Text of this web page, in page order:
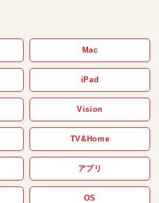
Mac
iPad
Vision
TV&Home
アプリ
OS